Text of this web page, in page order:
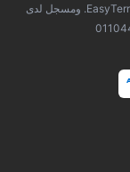
هذا الموقع الإلكتروني مملوك ومدار من قبل شركة EasyTerra B.V. ومسجل لدى